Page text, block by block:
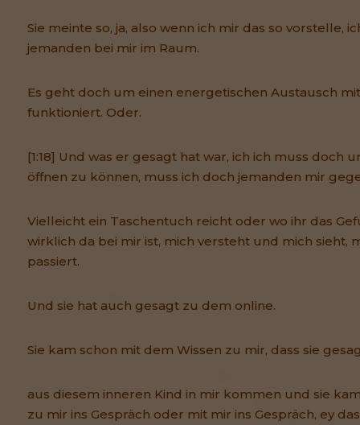
Sie meinte so, ja, also wenn ich mir das so vorstelle,
jemanden bei mir im Raum.
Es geht doch um einen energetischen Austausch
funktioniert. Oder.
[1:18] Und was er gesagt hat war, ich ich muss doch
öffnen zu können, muss ich doch jemanden mir
Vielleicht ein Taschentuch reicht oder wo ihr das
wirklich da bei mir ist, mich versteht und mich sieht,
passiert.
Und sie hat auch gesagt zu dem online.
Sie kam schon mit dem Wissen zu mir, dass sie
aus diesem inneren Kind in mir kommen und sie
zu mir ins Gespräch oder mit mir ins Gespräch, ey